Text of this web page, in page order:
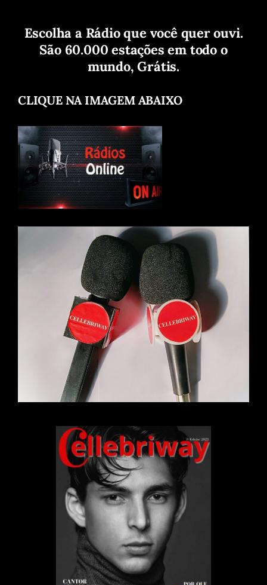
Escolha a Rádio que você quer ouvi.
São 60.000 estações em todo o
mundo, Grátis.
CLIQUE NA IMAGEM ABAIXO